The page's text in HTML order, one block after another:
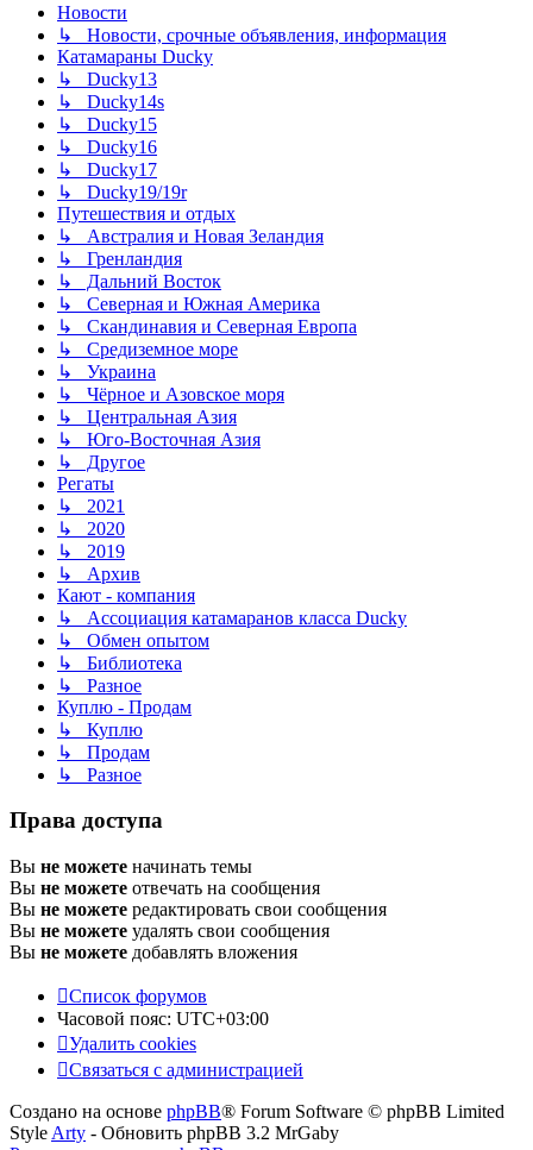
Новости
↳ Новости, срочные объявления, информация
Катамараны Ducky
↳ Ducky13
↳ Ducky14s
↳ Ducky15
↳ Ducky16
↳ Ducky17
↳ Ducky19/19r
Путешествия и отдых
↳ Австралия и Новая Зеландия
↳ Гренландия
↳ Дальний Восток
↳ Северная и Южная Америка
↳ Скандинавия и Северная Европа
↳ Средиземное море
↳ Украина
↳ Чёрное и Азовское моря
↳ Центральная Азия
↳ Юго-Восточная Азия
↳ Другое
Регаты
↳ 2021
↳ 2020
↳ 2019
↳ Архив
Кают - компания
↳ Ассоциация катамаранов класса Ducky
↳ Обмен опытом
↳ Библиотека
↳ Разное
Куплю - Продам
↳ Куплю
↳ Продам
↳ Разное
Права доступа
Вы не можете начинать темы
Вы не можете отвечать на сообщения
Вы не можете редактировать свои сообщения
Вы не можете удалять свои сообщения
Вы не можете добавлять вложения
Список форумов
Часовой пояс: UTC+03:00
Удалить cookies
Связаться с администрацией
Создано на основе phpBB® Forum Software © phpBB Limited
Style Arty - Обновить phpBB 3.2 MrGaby